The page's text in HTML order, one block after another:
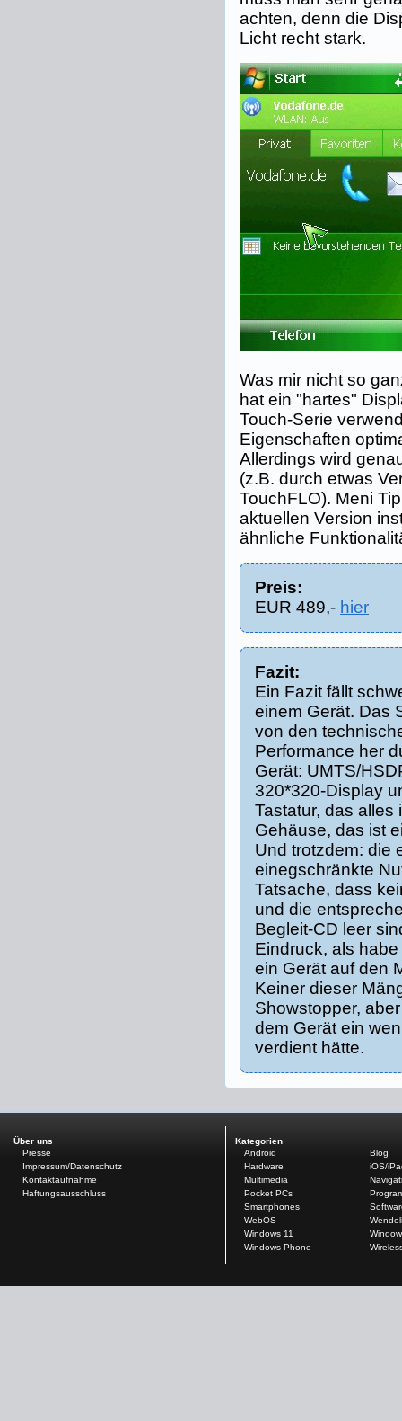
achten, denn die
Licht recht stark.
Was mir nicht so
hat ein "hartes"
Touch-Serie
Eigenschaften
Allerdings wird
(z.B. durch etwas
TouchFLO). Meni
aktuellen Version
ähnliche
Preis:
EUR 489,- hier
Fazit:
Ein Fazit fällt
einem Gerät. Das
von den
Performance her
Gerät: UMTS/
320*320-Display
Tastatur, das alles
Gehäuse, das ist
Und trotzdem: die
einegschränkte
Tatsache, dass
und die
Begleit-CD leer
Eindruck, als
ein Gerät auf den
Keiner dieser
Showstopper,
dem Gerät ein
verdient hätte.
Über uns
Presse
Impressum/Datenschutz
Kontaktaufnahme
Haftungsausschluss
Kategorien
Android
Blog
Hardware
iOS/
Multimedia
Pocket PCs
Smartphones
WebOS
Windows 11
Windows Phone